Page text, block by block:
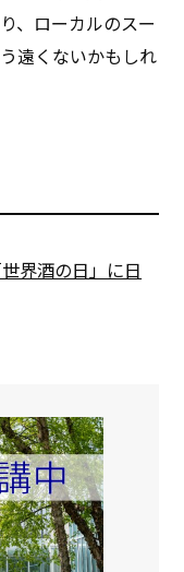
、ローカルのスー
遠くないかもしれ
界酒の日」に日